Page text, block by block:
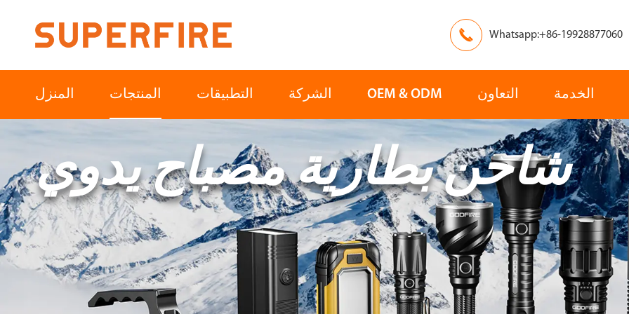
 Whatsapp:+86-19928877060
المنزل المنتجات التطبيقات
خارجي الصناعة إنقاذ البحث
الشركة OEM & ODM التعاون الخدمة
أمريكا الشمالية أمريكا الجنوبية أوروبا آسيا
شاحن بطارية مصباح يدوي